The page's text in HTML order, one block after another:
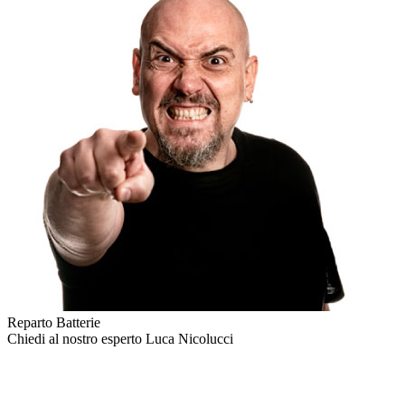
Reparto Batterie
Chiedi al nostro esperto Luca Nicolucci